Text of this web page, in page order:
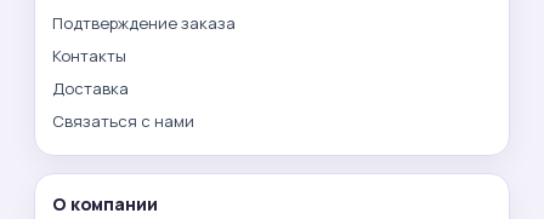
Подтверждение заказа
Контакты
Доставка
Связаться с нами
О компании